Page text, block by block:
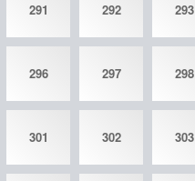
291 292 293
296 297 298
301 302 303